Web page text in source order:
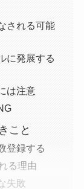
される可能
に発展する
は注意
こと
登録する
る理由
失敗